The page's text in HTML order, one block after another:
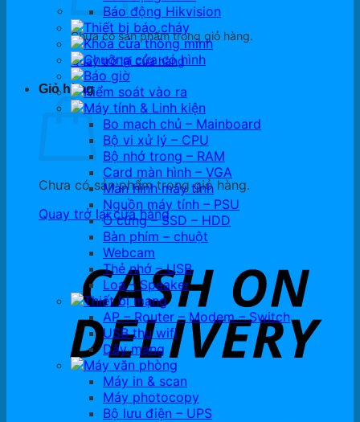
Chưa có sản phẩm trong giỏ hàng.
Quay trở lại cửa hàng
Giỏ hàng
Chưa có sản phẩm trong giỏ hàng.
Quay trở lại cửa hàng
Báo động Hikvision
Thiết bị báo cháy
Khóa cửa thông minh
Chuông cửa có hình
Báo giờ
Kiểm soát vào ra
Máy tính & Linh kiện
Bo mạch chủ – Mainboard
Bộ vi xử lý – CPU
Bộ nhớ trong – RAM
Card màn hình – VGA
Màn hình máy tính
Nguồn máy tính – PSU
Ổ cứng – SSD – HDD
Bàn phím – chuột
Webcam
Thẻ nhớ – USB
Loa – Speaker
Thiết bị mạng
AP – Router – Modem – Switch
USB thu wifi
Dây mạng
Máy văn phòng
Máy in & scan
Máy photocopy
Bộ lưu điện – UPS